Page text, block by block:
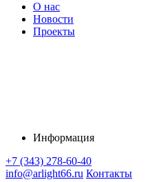
О нас
Новости
Проекты
Информация
+7 (343) 278-60-40
info@arlight66.ru Контакты